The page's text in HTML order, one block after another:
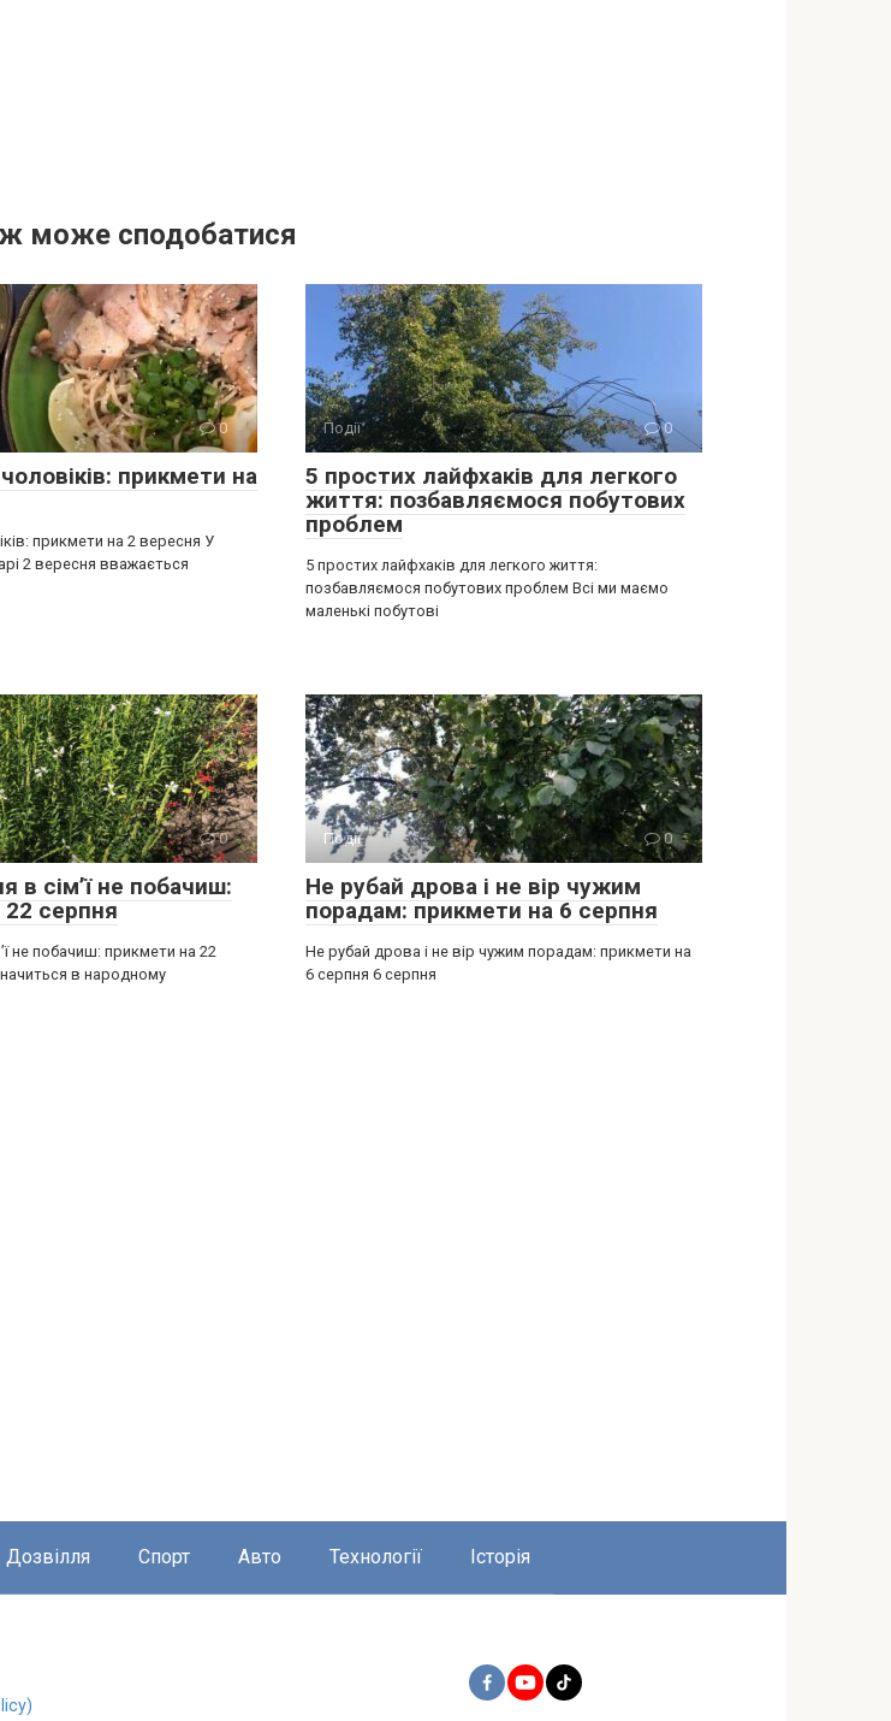
може сподобатися
0
прикмети на
прикмети на 2 вересня У
2 вересня вважається
Події 0
5 простих лайфхаків для легкого
життя: позбавляємося побутових
проблем
5 простих лайфхаків для легкого життя:
позбавляємося побутових проблем Всі ми маємо
маленькі побутові
0
в сім’ї не побачиш:
серпня
не побачиш: прикмети на 22
в народному
Події 0
Не рубай дрова і не вір чужим
порадам: прикмети на 6 серпня
Не рубай дрова і не вір чужим порадам: прикмети на
6 серпня 6 серпня
Дозвілля Спорт Авто Технології Історія